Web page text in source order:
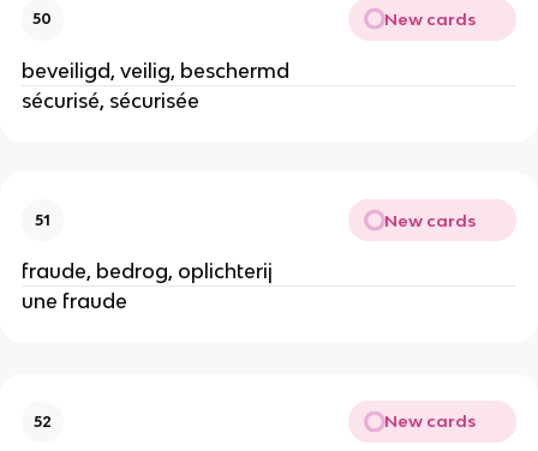
50 New cards
beveiligd, veilig, beschermd
sécurisé, sécurisée
51 New cards
fraude, bedrog, oplichterij
une fraude
52 New cards